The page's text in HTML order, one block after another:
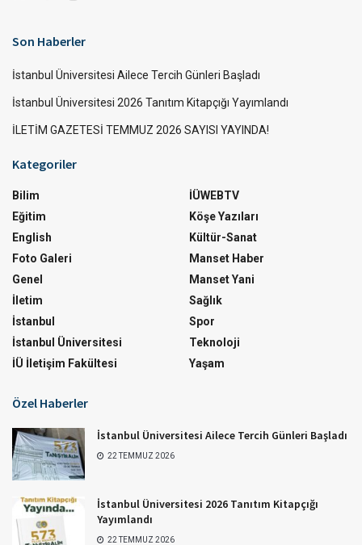
Son Haberler
İstanbul Üniversitesi Ailece Tercih Günleri Başladı
İstanbul Üniversitesi 2026 Tanıtım Kitapçığı Yayımlandı
İLETİM GAZETESİ TEMMUZ 2026 SAYISI YAYINDA!
Kategoriler
Bilim
Eğitim
English
Foto Galeri
Genel
İletim
İstanbul
İstanbul Üniversitesi
İÜ İletişim Fakültesi
İÜWEBTV
Köşe Yazıları
Kültür-Sanat
Manset Haber
Manset Yani
Sağlık
Spor
Teknoloji
Yaşam
Özel Haberler
İstanbul Üniversitesi Ailece Tercih Günleri Başladı
22 TEMMUZ 2026
İstanbul Üniversitesi 2026 Tanıtım Kitapçığı
Yayımlandı
22 TEMMUZ 2026